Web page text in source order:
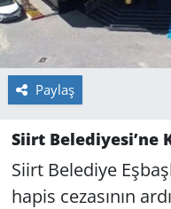
Paylaş
Siirt Belediyesi’ne
Siirt Belediye
hapis cezasının